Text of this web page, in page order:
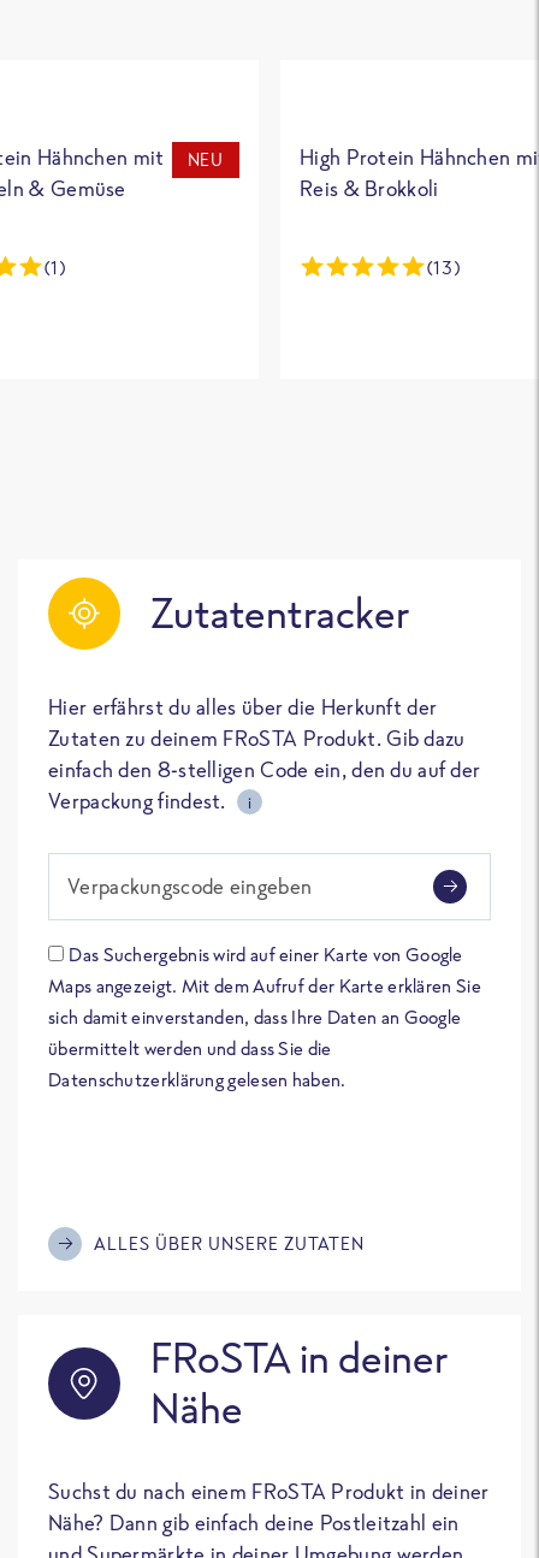
Hähnchen mit
& Gemüse
NEU
(1)
High Protein Hähnchen
Reis & Brokkoli
(13)
Zutatentracker
Hier erfährst du alles über die Herkunft der
Zutaten zu deinem FRoSTA Produkt. Gib dazu
einfach den 8-stelligen Code ein, den du auf der
Verpackung findest.
i
Verpackungscode eingeben
Das Suchergebnis wird auf einer Karte von Google
Maps angezeigt. Mit dem Aufruf der Karte erklären Sie
sich damit einverstanden, dass Ihre Daten an Google
übermittelt werden und dass Sie die
Datenschutzerklärung gelesen haben.
ALLES ÜBER UNSERE ZUTATEN
FRoSTA in deiner
Nähe
Suchst du nach einem FRoSTA Produkt in deiner
Nähe? Dann gib einfach deine Postleitzahl ein